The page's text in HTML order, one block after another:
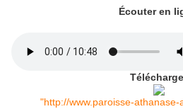
Écouter en
"http://www.paroisse-